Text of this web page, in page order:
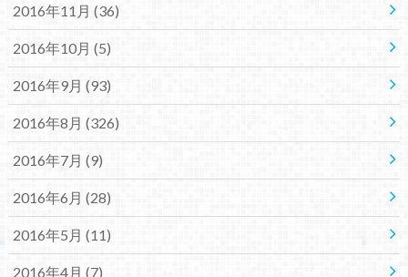
2016年11月 (36)
2016年10月 (5)
2016年9月 (93)
2016年8月 (326)
2016年7月 (9)
2016年6月 (28)
2016年5月 (11)
2016年4月 (7)